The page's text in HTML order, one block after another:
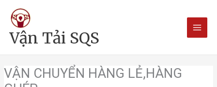
dungVận Tải SQS
VẬN CHUYỂN HÀNG LẺ,HÀNG